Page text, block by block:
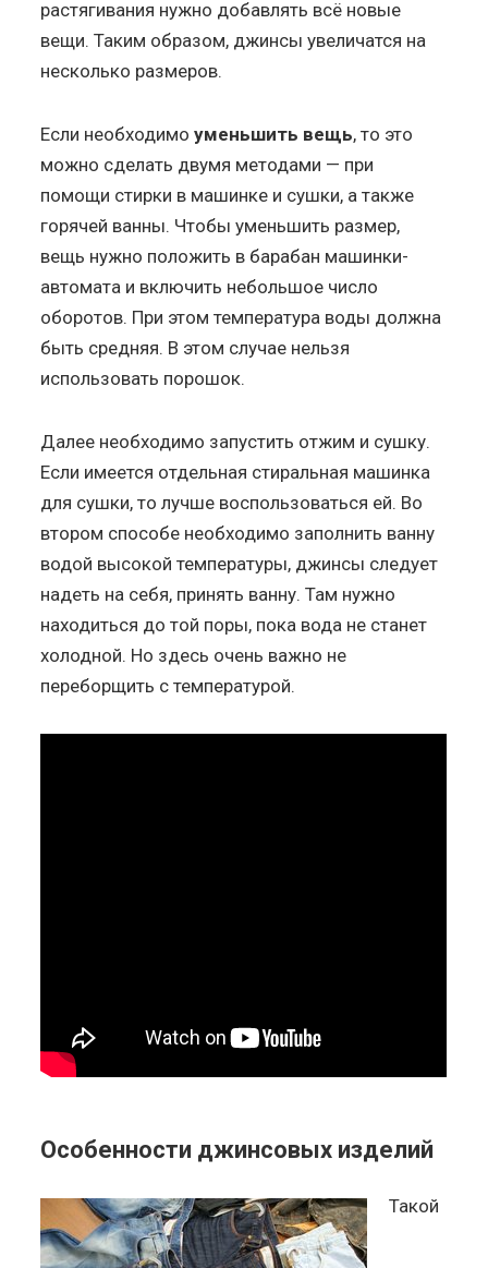
растягивания нужно добавлять всё новые
вещи. Таким образом, джинсы увеличатся на
несколько размеров.
Если необходимоуменьшить вещь, то это
можно сделать двумя методами — при
помощи стирки в машинке и сушки, а также
горячей ванны. Чтобы уменьшить размер,
вещь нужно положить в барабан машинки-
автомата и включить небольшое число
оборотов. При этом температура воды должна
быть средняя. В этом случае нельзя
использовать порошок.
Далее необходимо запустить отжим и сушку.
Если имеется отдельная стиральная машинка
для сушки, то лучше воспользоваться ей. Во
втором способе необходимо заполнить ванну
водой высокой температуры, джинсы следует
надеть на себя, принять ванну. Там нужно
находиться до той поры, пока вода не станет
холодной. Но здесь очень важно не
переборщить с температурой.
Особенности джинсовых изделий
Такой